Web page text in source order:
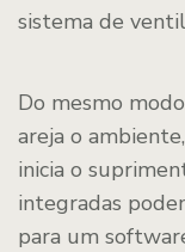
sistema de
Do mesmo
areja o
inicia o
integradas
para um